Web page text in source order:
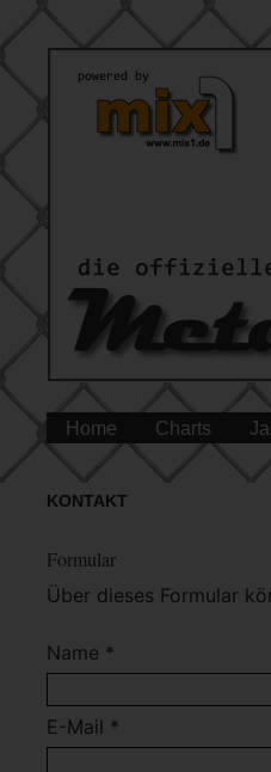
Home Charts
KONTAKT
Formular
Über dieses Formular
Name *
E-Mail *